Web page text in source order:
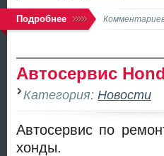
Подробнее
Автосервис
Категория: Новости
Автосервис по
хонды.